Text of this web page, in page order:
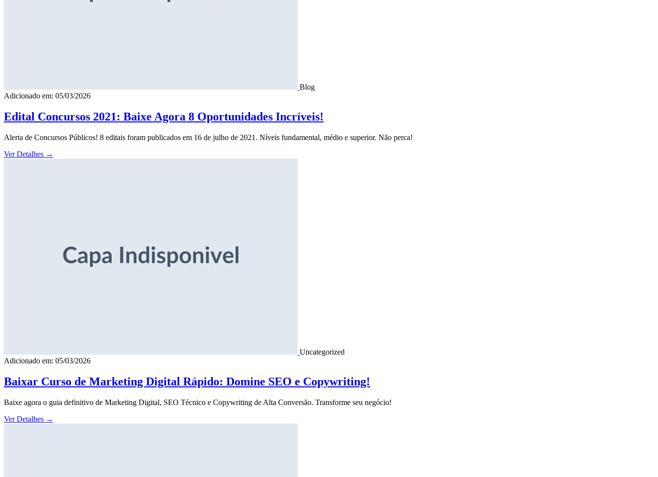
Blog
Adicionado em: 05/03/2026
Edital Concursos 2021: Baixe Agora 8 Oportunidades Incríveis!
Alerta de Concursos Públicos! 8 editais foram publicados em 16 de julho de 2021. Níveis fundamental, médio e superior. Não perca!
Ver Detalhes →
Uncategorized
Adicionado em: 05/03/2026
Baixar Curso de Marketing Digital Rápido: Domine SEO e Copywriting!
Baixe agora o guia definitivo de Marketing Digital, SEO Técnico e Copywriting de Alta Conversão. Transforme seu negócio!
Ver Detalhes →